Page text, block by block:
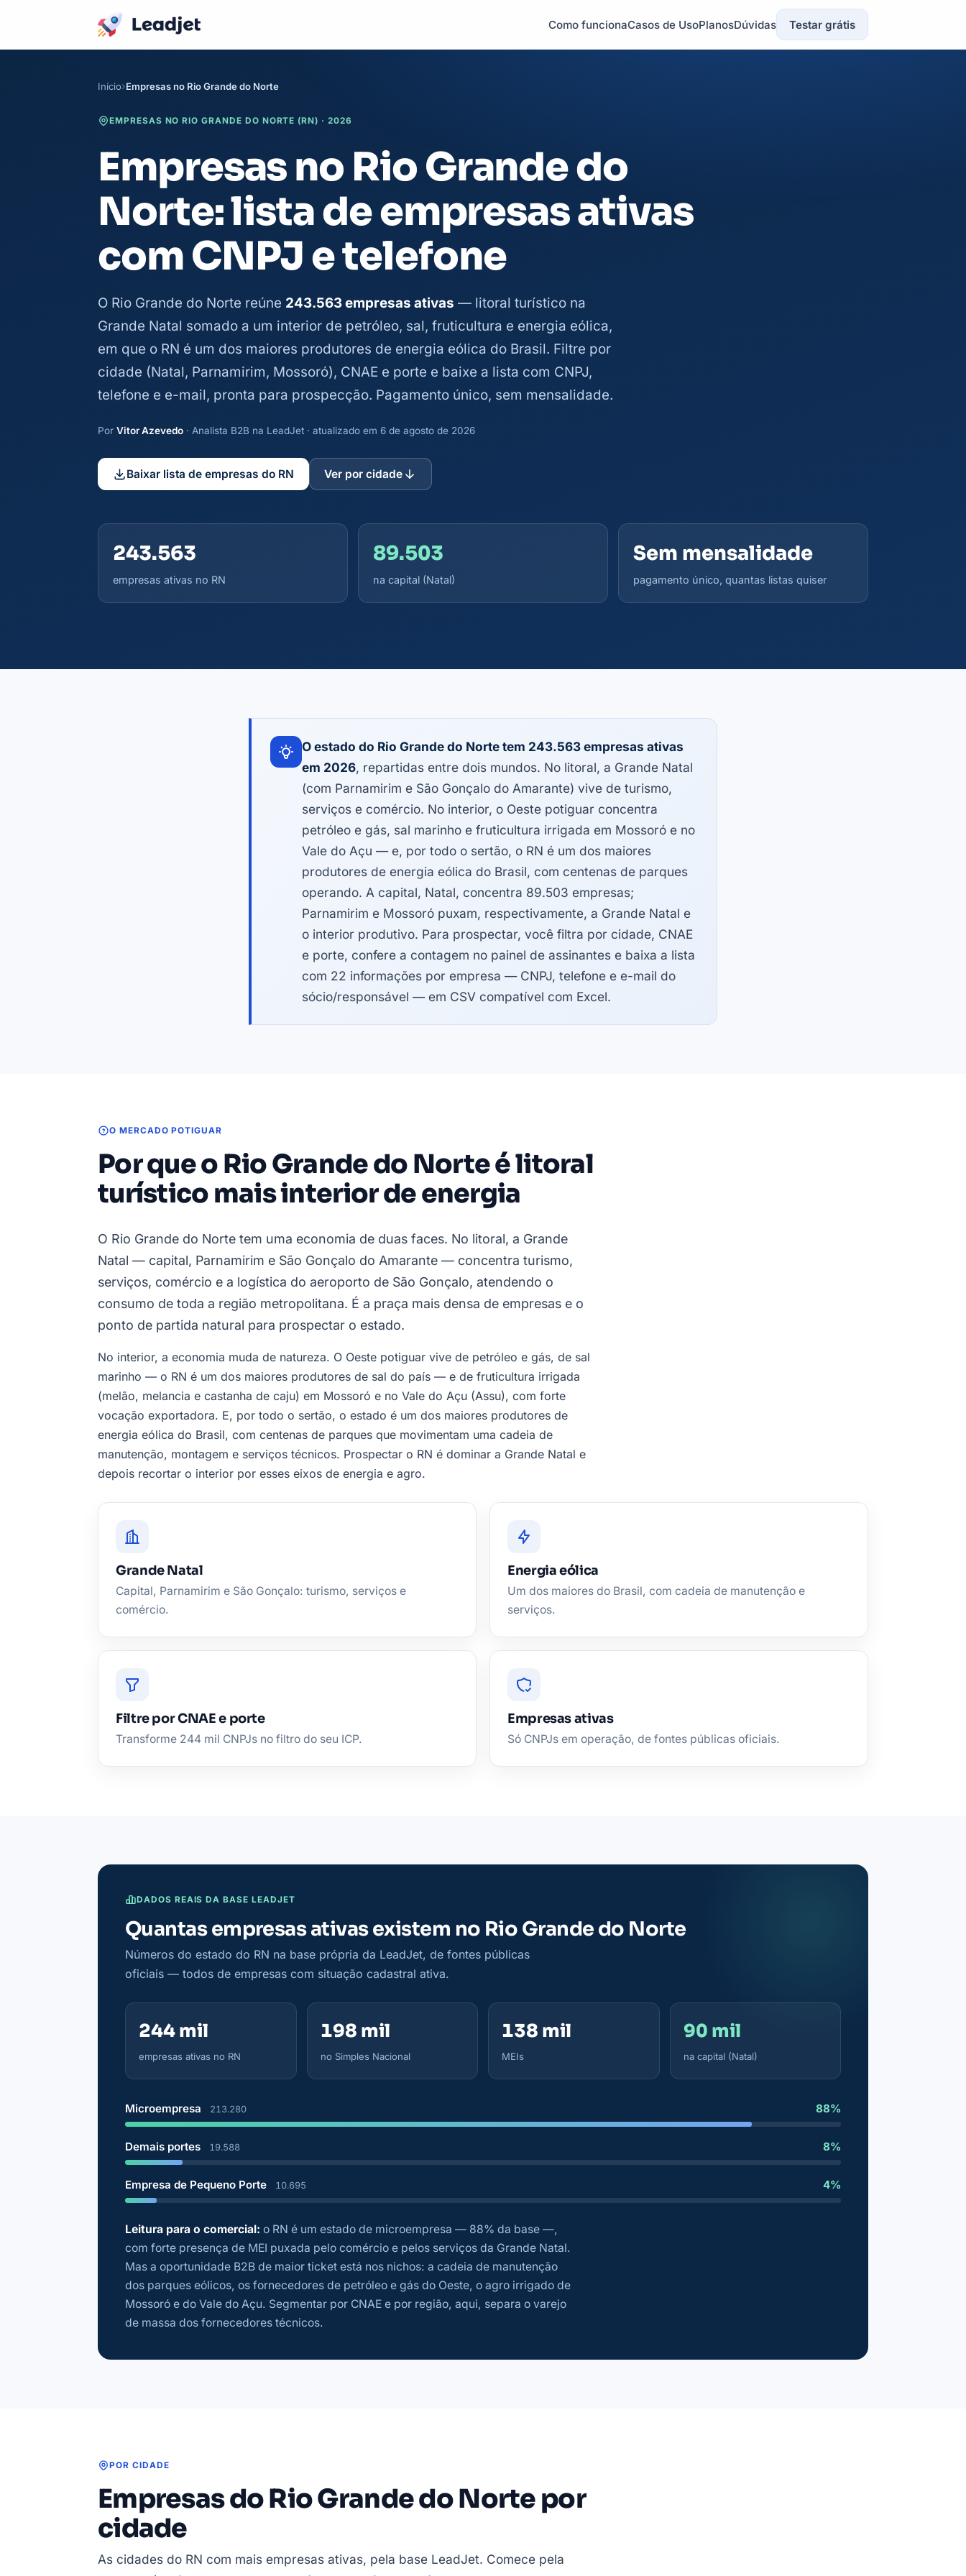
Como funcionaCasos de UsoPlanosDúvidas Testar grátis
Início Empresas no Rio Grande do Norte
EMPRESAS NO RIO GRANDE DO NORTE (RN) · 2026
Empresas no Rio Grande do
Norte: lista de empresas ativas
com CNPJ e telefone
O Rio Grande do Norte reúne 243.563 empresas ativas — litoral turístico na
Grande Natal somado a um interior de petróleo, sal, fruticultura e energia eólica,
em que o RN é um dos maiores produtores de energia eólica do Brasil. Filtre por
cidade (Natal, Parnamirim, Mossoró), CNAE e porte e baixe a lista com CNPJ,
telefone e e-mail, pronta para prospecção. Pagamento único, sem mensalidade.
Por Vitor Azevedo · Analista B2B na LeadJet · atualizado em 6 de agosto de 2026
Baixar lista de empresas do RN Ver por cidade
243.563
empresas ativas no RN
89.503
na capital (Natal)
Sem mensalidade
pagamento único, quantas listas quiser
O estado do Rio Grande do Norte tem 243.563 empresas ativas
em 2026, repartidas entre dois mundos. No litoral, a Grande Natal
(com Parnamirim e São Gonçalo do Amarante) vive de turismo,
serviços e comércio. No interior, o Oeste potiguar concentra
petróleo e gás, sal marinho e fruticultura irrigada em Mossoró e no
Vale do Açu — e, por todo o sertão, o RN é um dos maiores
produtores de energia eólica do Brasil, com centenas de parques
operando. A capital, Natal, concentra 89.503 empresas;
Parnamirim e Mossoró puxam, respectivamente, a Grande Natal e
o interior produtivo. Para prospectar, você filtra por cidade, CNAE
e porte, confere a contagem no painel de assinantes e baixa a lista
com 22 informações por empresa — CNPJ, telefone e e-mail do
sócio/responsável — em CSV compatível com Excel.
O MERCADO POTIGUAR
Por que o Rio Grande do Norte é litoral
turístico mais interior de energia
O Rio Grande do Norte tem uma economia de duas faces. No litoral, a Grande
Natal — capital, Parnamirim e São Gonçalo do Amarante — concentra turismo,
serviços, comércio e a logística do aeroporto de São Gonçalo, atendendo o
consumo de toda a região metropolitana. É a praça mais densa de empresas e o
ponto de partida natural para prospectar o estado.
No interior, a economia muda de natureza. O Oeste potiguar vive de petróleo e gás, de sal
marinho — o RN é um dos maiores produtores de sal do país — e de fruticultura irrigada
(melão, melancia e castanha de caju) em Mossoró e no Vale do Açu (Assu), com forte
vocação exportadora. E, por todo o sertão, o estado é um dos maiores produtores de
energia eólica do Brasil, com centenas de parques que movimentam uma cadeia de
manutenção, montagem e serviços técnicos. Prospectar o RN é dominar a Grande Natal e
depois recortar o interior por esses eixos de energia e agro.
Grande Natal
Capital, Parnamirim e São Gonçalo: turismo, serviços e
comércio.
Energia eólica
Um dos maiores do Brasil, com cadeia de manutenção e
serviços.
Filtre por CNAE e porte
Transforme 244 mil CNPJs no filtro do seu ICP.
Empresas ativas
Só CNPJs em operação, de fontes públicas oficiais.
DADOS REAIS DA BASE LEADJET
Quantas empresas ativas existem no Rio Grande do Norte
Números do estado do RN na base própria da LeadJet, de fontes públicas
oficiais — todos de empresas com situação cadastral ativa.
244 mil
empresas ativas no RN
198 mil
no Simples Nacional
138 mil
MEIs
90 mil
na capital (Natal)
Microempresa 213.280 88%
Demais portes 19.588 8%
Empresa de Pequeno Porte 10.695 4%
Leitura para o comercial: o RN é um estado de microempresa — 88% da base —,
com forte presença de MEI puxada pelo comércio e pelos serviços da Grande Natal.
Mas a oportunidade B2B de maior ticket está nos nichos: a cadeia de manutenção
dos parques eólicos, os fornecedores de petróleo e gás do Oeste, o agro irrigado de
Mossoró e do Vale do Açu. Segmentar por CNAE e por região, aqui, separa o varejo
de massa dos fornecedores técnicos.
POR CIDADE
Empresas do Rio Grande do Norte por
cidade
As cidades do RN com mais empresas ativas, pela base LeadJet. Comece pela